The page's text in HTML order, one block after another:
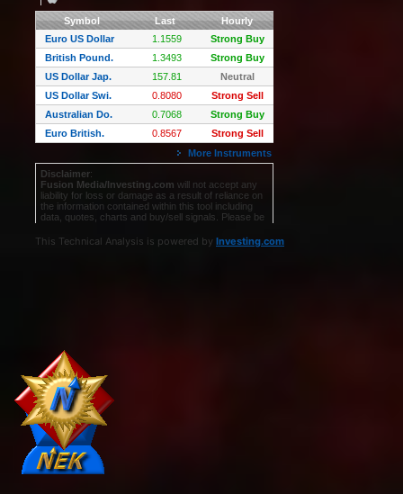
This Technical Analysis is powered by Investing.com